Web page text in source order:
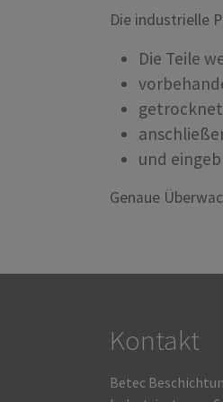
Die industrielle
Die Teile
und
Genaue
Kontakt
Betec